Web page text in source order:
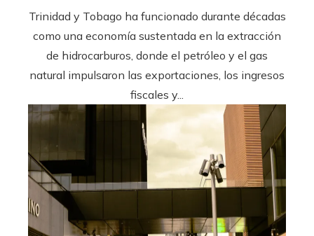
Trinidad y Tobago ha funcionado durante décadas
como una economía sustentada en la extracción
de hidrocarburos, donde el petróleo y el gas
natural impulsaron las exportaciones, los ingresos
fiscales y...